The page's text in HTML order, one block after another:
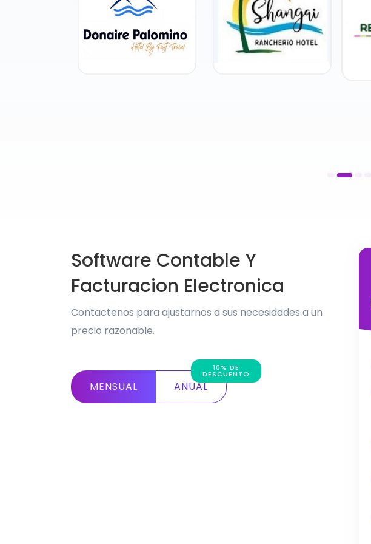
Software Contable Y
Facturacion Electronica
Contactenos para ajustarnos a sus necesidades a un
precio razonable.
MENSUAL ANUAL
10% DE
DESCUENTO